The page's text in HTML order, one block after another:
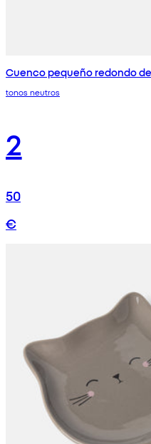
Cuenco pequeño redondo
tonos neutros
2
50
€